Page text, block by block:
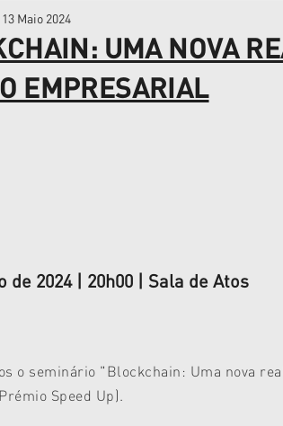
13 Maio 2024
UMA NOVA
EMPRESARIAL
de 2024 | 20h00 | Sala de Atos
o seminário "Blockchain: Uma nova
Speed Up).